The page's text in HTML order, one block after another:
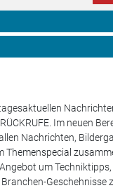
Im neuen
Nachrichten,
Themenspecial
um
Geschehnisse